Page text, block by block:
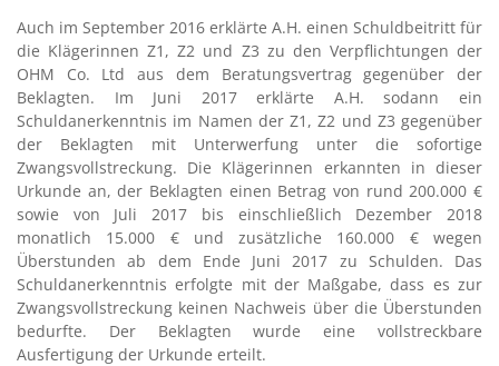
Auch im September 2016 erklärte A.H. einen Schuldbeitritt für
die Klägerinnen Z1, Z2 und Z3 zu den Verpflichtungen der
OHM Co. Ltd aus dem Beratungsvertrag gegenüber der
Beklagten. Im Juni 2017 erklärte A.H. sodann ein
Schuldanerkenntnis im Namen der Z1, Z2 und Z3 gegenüber
der Beklagten mit Unterwerfung unter die sofortige
Zwangsvollstreckung. Die Klägerinnen erkannten in dieser
Urkunde an, der Beklagten einen Betrag von rund 200.000 €
sowie von Juli 2017 bis einschließlich Dezember 2018
monatlich 15.000 € und zusätzliche 160.000 € wegen
Überstunden ab dem Ende Juni 2017 zu Schulden. Das
Schuldanerkenntnis erfolgte mit der Maßgabe, dass es zur
Zwangsvollstreckung keinen Nachweis über die Überstunden
bedurfte. Der Beklagten wurde eine vollstreckbare
Ausfertigung der Urkunde erteilt.